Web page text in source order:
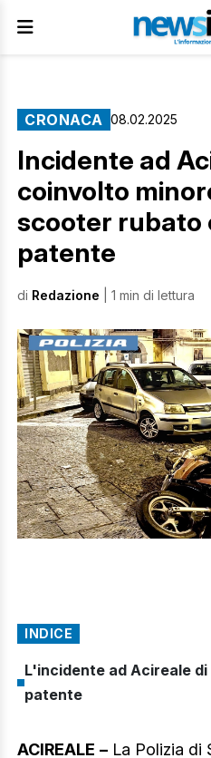
CRONACA 08.02.2025
Incidente ad
coinvolto
scooter rubato
patente
di Redazione | 1 min di lettura
INDICE
L'incidente ad Acireale
patente
ACIREALE – La Polizia di